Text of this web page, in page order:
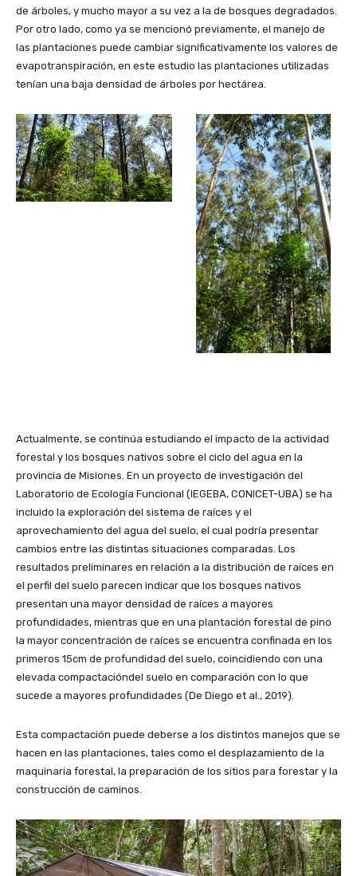
de árboles, y mucho mayor a su vez a la de bosques degradados.
Por otro lado, como ya se mencionó previamente, el manejo de
las plantaciones puede cambiar significativamente los valores de
evapotranspiración, en este estudio las plantaciones utilizadas
tenían una baja densidad de árboles por hectárea.
Actualmente, se continúa estudiando el impacto de la actividad
forestal y los bosques nativos sobre el ciclo del agua en la
provincia de Misiones. En un proyecto de investigación del
Laboratorio de Ecología Funcional (IEGEBA, CONICET-UBA) se ha
incluido la exploración del sistema de raíces y el
aprovechamiento del agua del suelo, el cual podría presentar
cambios entre las distintas situaciones comparadas. Los
resultados preliminares en relación a la distribución de raíces en
el perfil del suelo parecen indicar que los bosques nativos
presentan una mayor densidad de raíces a mayores
profundidades, mientras que en una plantación forestal de pino
la mayor concentración de raíces se encuentra confinada en los
primeros 15cm de profundidad del suelo, coincidiendo con una
elevada compactacióndel suelo en comparación con lo que
sucede a mayores profundidades (De Diego et al., 2019).
Esta compactación puede deberse a los distintos manejos que se
hacen en las plantaciones, tales como el desplazamiento de la
maquinaria forestal, la preparación de los sitios para forestar y la
construcción de caminos.